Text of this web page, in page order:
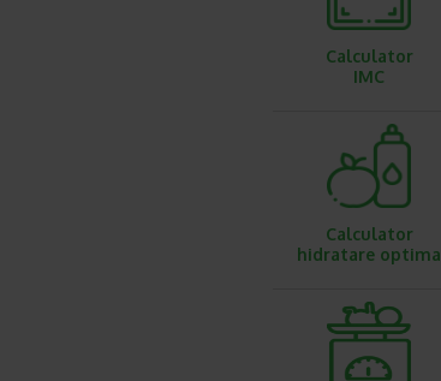
Calculator
IMC
Calculator
hidratare optima